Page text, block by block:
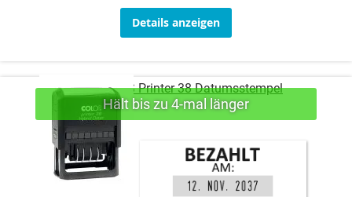
Details anzeigen
COLOP EOS Printer 38 Datumsstempel